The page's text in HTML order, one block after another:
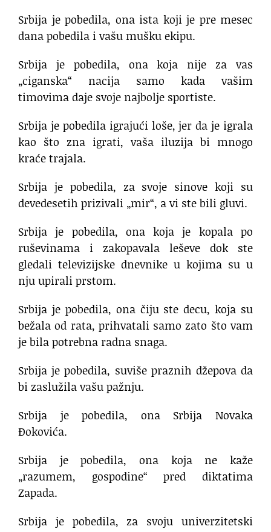
Srbija je pobedila, ona ista koji je pre mesec
dana pobedila i vašu mušku ekipu.
Srbija je pobedila, ona koja nije za vas
„ciganska“ nacija samo kada vašim
timovima daje svoje najbolje sportiste.
Srbija je pobedila igrajući loše, jer da je igrala
kao što zna igrati, vaša iluzija bi mnogo
kraće trajala.
Srbija je pobedila, za svoje sinove koji su
devedesetih prizivali „mir“, a vi ste bili gluvi.
Srbija je pobedila, ona koja je kopala po
ruševinama i zakopavala leševe dok ste
gledali televizijske dnevnike u kojima su u
nju upirali prstom.
Srbija je pobedila, ona čiju ste decu, koja su
bežala od rata, prihvatali samo zato što vam
je bila potrebna radna snaga.
Srbija je pobedila, suviše praznih džepova da
bi zaslužila vašu pažnju.
Srbija je pobedila, ona Srbija Novaka
Đokovića.
Srbija je pobedila, ona koja ne kaže
„razumem, gospodine“ pred diktatima
Zapada.
Srbija je pobedila, za svoju univerzitetski